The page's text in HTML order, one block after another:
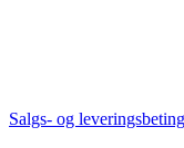
Salgs- og